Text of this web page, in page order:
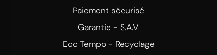
Paiement sécurisé
Garantie - S.A.V.
Eco Tempo - Recyclage